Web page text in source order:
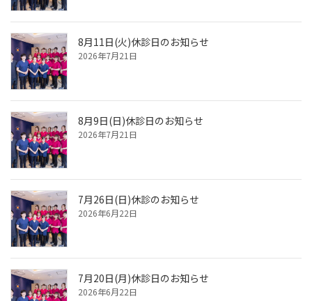
8月11日(火)休診日のお知らせ
2026年7月21日
8月9日(日)休診日のお知らせ
2026年7月21日
7月26日(日)休診のお知らせ
2026年6月22日
7月20日(月)休診日のお知らせ
2026年6月22日